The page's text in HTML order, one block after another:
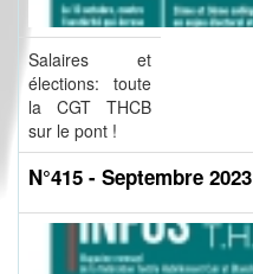
Salaires et
élections: toute
la CGT THCB
sur le pont !
N°415 - Septembre 2023